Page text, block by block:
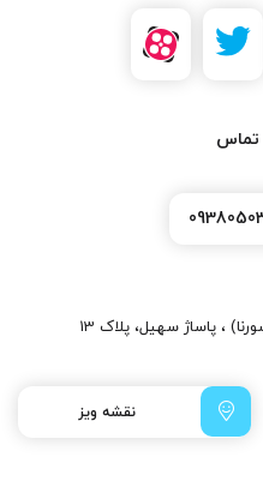
تماس
، پاساژ سهیل، پلاک 13
نقشه ویز